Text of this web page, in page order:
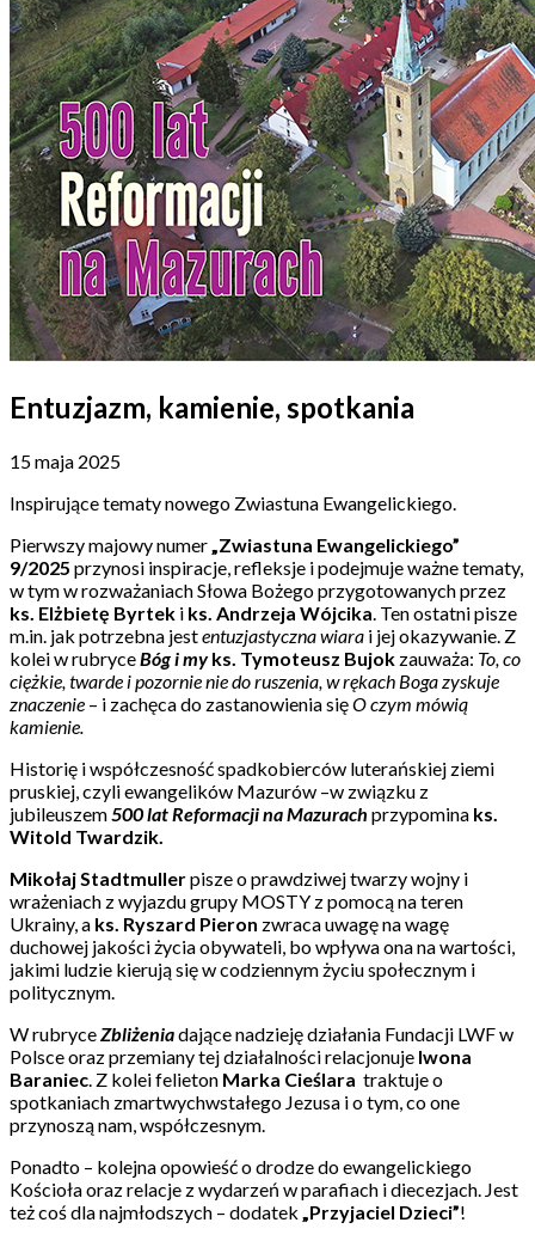
Entuzjazm, kamienie, spotkania
15 maja 2025
Inspirujące tematy nowego Zwiastuna Ewangelickiego.
Pierwszy majowy numer„Zwiastuna Ewangelickiego”
9/2025 przynosi inspiracje, refleksje i podejmuje ważne tematy,
w tym w rozważaniach Słowa Bożego przygotowanych przez
ks. Elżbietę Byrtek i ks. Andrzeja Wójcika. Ten ostatni pisze
m.in. jak potrzebna jestentuzjastyczna wiara i jej okazywanie. Z
kolei w rubryceBóg i my ks. Tymoteusz Bujok zauważa: To, co
ciężkie, twarde i pozornie nie do ruszenia, w rękach Boga zyskuje
znaczenie – i zachęca do zastanowienia sięO czym mówią
kamienie.
Historię i współczesność spadkobierców luterańskiej ziemi
pruskiej, czyli ewangelików Mazurów –w związku z
jubileuszem500 lat Reformacji na Mazurach przypomina ks.
Witold Twardzik.
Mikołaj Stadtmullerpisze o prawdziwej twarzy wojny i
wrażeniach z wyjazdu grupy MOSTY z pomocą na teren
Ukrainy, a ks. Ryszard Pieron zwraca uwagę na wagę
duchowej jakości życia obywateli, bo wpływa ona na wartości,
jakimi ludzie kierują się w codziennym życiu społecznym i
politycznym.
W rubryceZbliżeniadające nadzieję działania Fundacji LWF w
Polsce oraz przemiany tej działalności relacjonuje Iwona
Baraniec. Z kolei felieton Marka Cieślara traktuje o
spotkaniach zmartwychwstałego Jezusa i o tym, co one
przynoszą nam, współczesnym.
Ponadto – kolejna opowieść o drodze do ewangelickiego
Kościoła oraz relacje z wydarzeń w parafiach i diecezjach. Jest
też coś dla najmłodszych – dodatek „Przyjaciel Dzieci”!